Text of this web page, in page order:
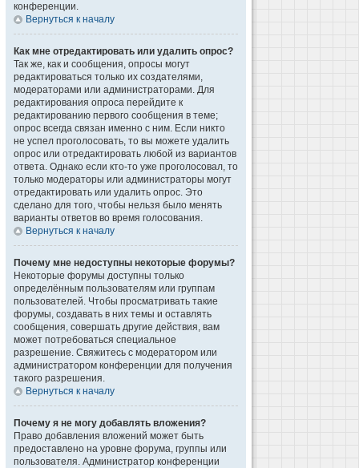
конференции.
Вернуться к началу
Как мне отредактировать или удалить опрос?
Так же, как и сообщения, опросы могут
редактироваться только их создателями,
модераторами или администраторами. Для
редактирования опроса перейдите к
редактированию первого сообщения в теме;
опрос всегда связан именно с ним. Если никто
не успел проголосовать, то вы можете удалить
опрос или отредактировать любой из вариантов
ответа. Однако если кто-то уже проголосовал, то
только модераторы или администраторы могут
отредактировать или удалить опрос. Это
сделано для того, чтобы нельзя было менять
варианты ответов во время голосования.
Вернуться к началу
Почему мне недоступны некоторые форумы?
Некоторые форумы доступны только
определённым пользователям или группам
пользователей. Чтобы просматривать такие
форумы, создавать в них темы и оставлять
сообщения, совершать другие действия, вам
может потребоваться специальное
разрешение. Свяжитесь с модератором или
администратором конференции для получения
такого разрешения.
Вернуться к началу
Почему я не могу добавлять вложения?
Право добавления вложений может быть
предоставлено на уровне форума, группы или
пользователя. Администратор конференции